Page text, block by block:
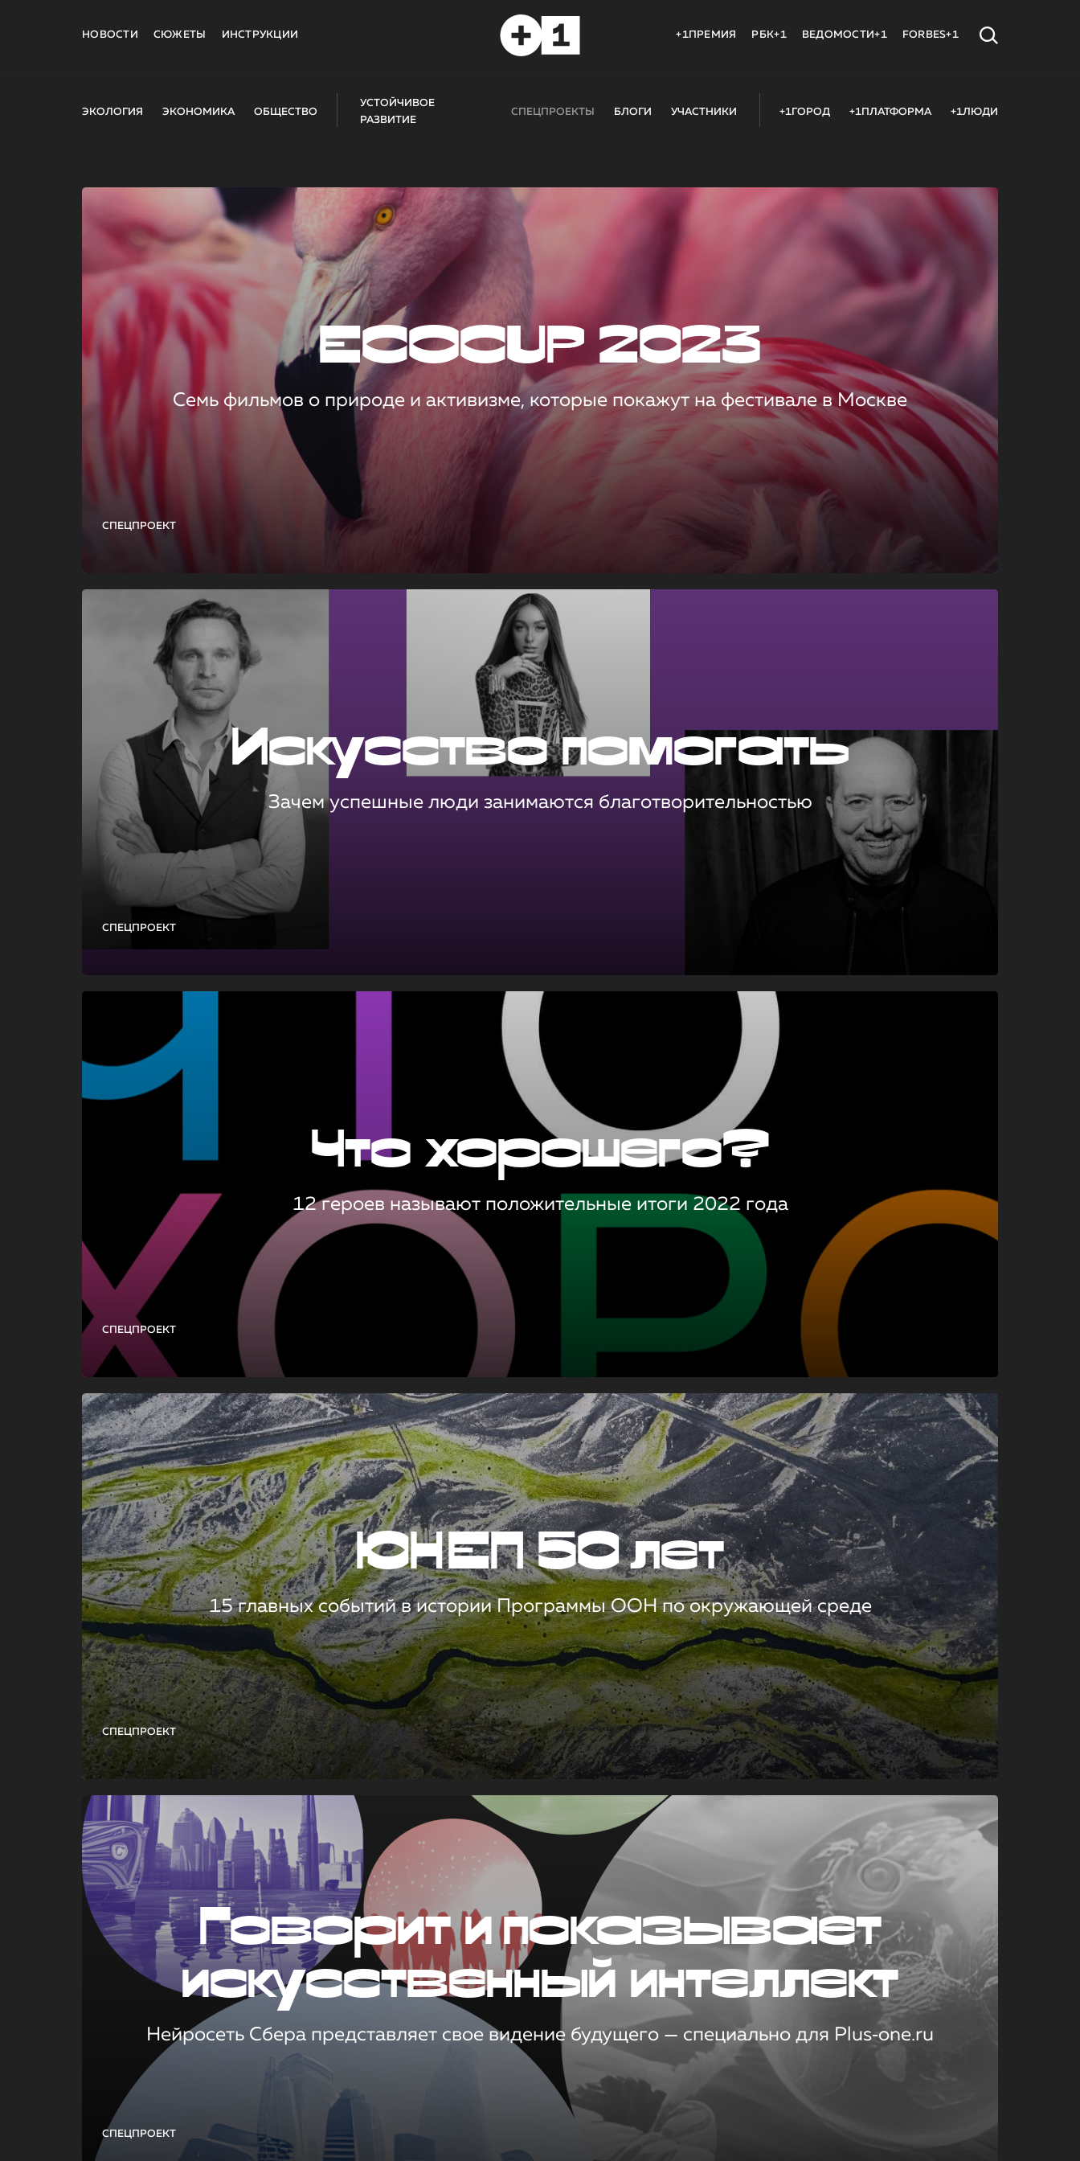
НОВОСТИ СЮЖЕТЫ ИНСТРУКЦИИ +1ПРЕМИЯ РБК+1 ВЕДОМОСТИ+1 FORBES+1
ЭКОЛОГИЯ ЭКОНОМИКА ОБЩЕСТВО
УСТОЙЧИВОЕ
РАЗВИТИЕ
СПЕЦПРОЕКТЫ БЛОГИ УЧАСТНИКИ +1ГОРОД +1ПЛАТФОРМА +1ЛЮДИ
СПЕЦПРОЕКТ
ECOCUP 2023
Семь фильмов о природе и активизме, которые покажут на фестивале в Москве
СПЕЦПРОЕКТ
Искусство помогать
Зачем успешные люди занимаются благотворительностью
СПЕЦПРОЕКТ
Что хорошего?
12 героев называют положительные итоги 2022 года
СПЕЦПРОЕКТ
ЮНЕП 50 лет
15 главных событий в истории Программы ООН по окружающей среде
СПЕЦПРОЕКТ
Говорит и показывает
искусственный интеллект
Нейросеть Сбера представляет свое видение будущего — специально для Plus‑one.ru